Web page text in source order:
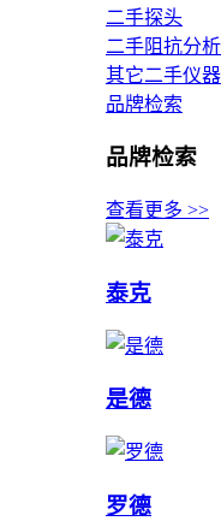
二手探头
二手阻抗分
其它二手仪器
品牌检索
品牌检索
查看更多 >>
泰克
是德
罗德